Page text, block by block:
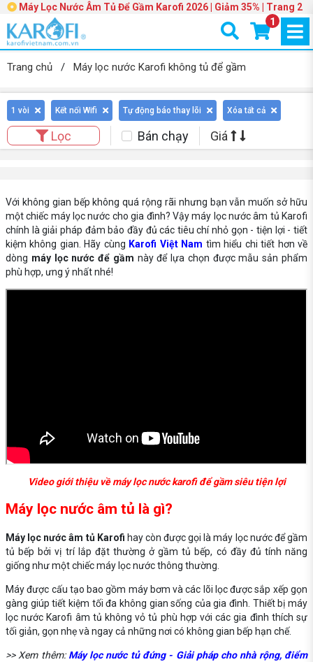
Máy Lọc Nước Âm Tủ Để Gầm Karofi 2026 | Giảm 35% | Trang 2
1
Trang chủ / Máy lọc nước Karofi không tủ để gầm
1 vòi Kết nối Wifi Tự động báo thay lõi Xóa tất cả
Lọc Bán chạy Giá
Với không gian bếp không quá rộng rãi nhưng bạn vẫn muốn sở hữu
một chiếc máy lọc nước cho gia đình? Vậy máy lọc nước âm tủ Karofi
chính là giải pháp đảm bảo đầy đủ các tiêu chí nhỏ gọn - tiện lợi - tiết
kiệm không gian. Hãy cùng Karofi Việt Nam tìm hiểu chi tiết hơn về
dòng máy lọc nước để gầm này để lựa chọn được mẫu sản phẩm
phù hợp, ưng ý nhất nhé!
Video giới thiệu về máy lọc nước karofi để gầm siêu tiện lợi
Máy lọc nước âm tủ là gì?
Máy lọc nước âm tủ Karofi hay còn được gọi là máy lọc nước để gầm
tủ bếp bởi vị trí lắp đặt thường ở gầm tủ bếp, có đầy đủ tính năng
giống như một chiếc máy lọc nước thông thường.
Máy được cấu tạo bao gồm máy bơm và các lõi lọc được sắp xếp gọn
gàng giúp tiết kiệm tối đa không gian sống của gia đình. Thiết bị máy
lọc nước Karofi âm tủ không vỏ tủ phù hợp với các gia đình thích sự
tối giản, gọn nhẹ và ngay cả những nơi có không gian bếp hạn chế.
>> Xem thêm: Máy lọc nước tủ đứng - Giải pháp cho nhà rộng, điểm